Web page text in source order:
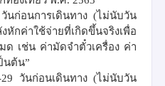
วันก่อนการเดินทาง (ไม่นับวัน
หักค่าใช้จ่ายที่เกิดขึ้นจริงเพื่อ
ด เช่น ค่ามัดจำตั๋วเครื่อง ค่า
นต้น”
วันก่อนเดินทาง(ไม่นับวัน